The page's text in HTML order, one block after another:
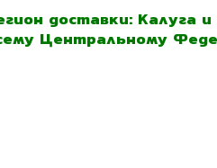
доставки: Калуга
Центральному